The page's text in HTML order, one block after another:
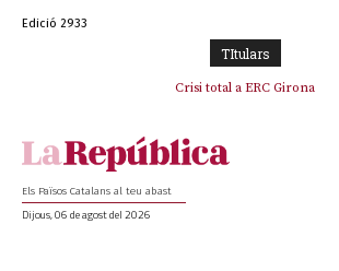
Edició 2933
TItulars
Crisi total a ERC Girona
Els Països Catalans al teu abast
Dijous, 06 de agost del 2026